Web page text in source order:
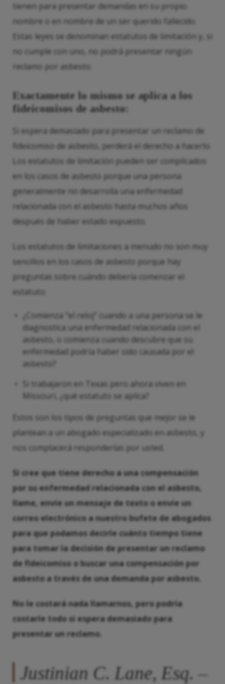
tienen para presentar demandas en su propio
nombre o en nombre de un ser querido fallecido.
Estas leyes se denominan estatutos de limitación y, si
no cumple con uno, no podrá presentar ningún
reclamo por asbesto.
Exactamente lo mismo se aplica a los
fideicomisos de asbesto:
Si espera demasiado para presentar un reclamo de
fideicomiso de asbesto, perderá el derecho a hacerlo.
Los estatutos de limitación pueden ser complicados
en los casos de asbesto porque una persona
generalmente no desarrolla una enfermedad
relacionada con el asbesto hasta muchos años
después de haber estado expuesto.
Los estatutos de limitaciones a menudo no son muy
sencillos en los casos de asbesto porque hay
preguntas sobre cuándo debería comenzar el
estatuto:
¿Comienza “el reloj” cuando a una persona se le
diagnostica una enfermedad relacionada con el
asbesto, o comienza cuando descubre que su
enfermedad podría haber sido causada por el
asbesto?
Si trabajaron en Texas pero ahora viven en
Missouri, ¿qué estatuto se aplica?
Estos son los tipos de preguntas que mejor se le
plantean a un abogado especializado en asbesto, y
nos complacerá responderlas por usted.
Si cree que tiene derecho a una compensación
por su enfermedad relacionada con el asbesto,
llame, envíe un mensaje de texto o envíe un
correo electrónico a nuestro bufete de abogados
para que podamos decirle cuánto tiempo tiene
para tomar la decisión de presentar un reclamo
de fideicomiso o buscar una compensación por
asbesto a través de una demanda por asbesto.
No le costará nada llamarnos, pero podría
costarle todo si espera demasiado para
presentar un reclamo.
Justinian C. Lane, Esq. –